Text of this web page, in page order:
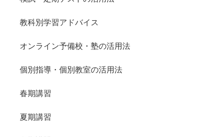
教科別学習アドバイス
オンライン予備校・塾の活用法
個別指導・個別教室の活用法
春期講習
夏期講習